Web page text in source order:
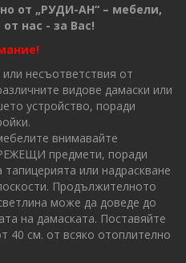
от „РУДИ-АН“ – мебели,
нас - за Вас!
несъответствия от
видове дамаски или
устройство, поради
внимавайте
предмети, поради
или надраскване
Продължителното
може да доведе до
на дамаската. Поставяйте
см. от всяко отоплително